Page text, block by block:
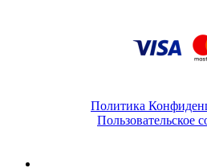
Политика
Пользовательское